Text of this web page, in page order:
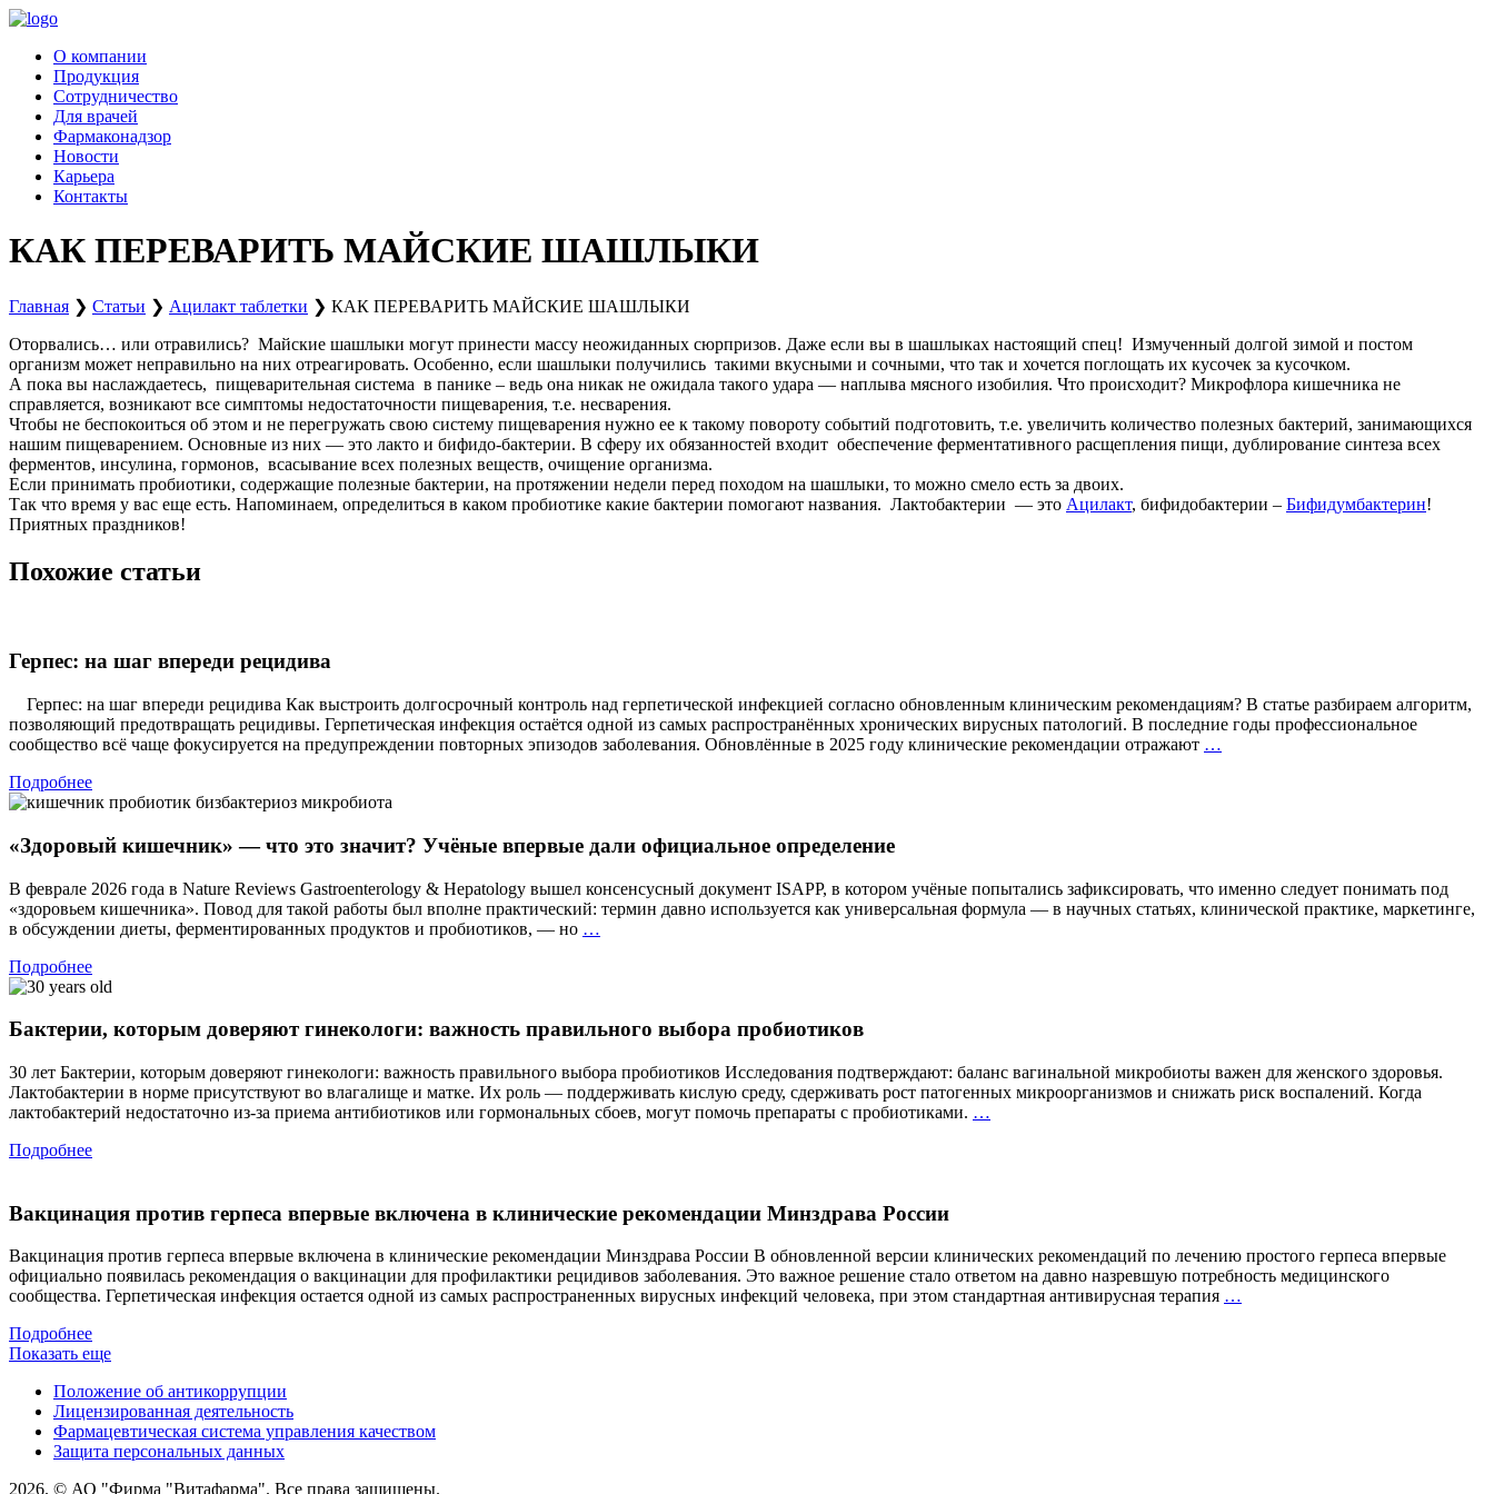
Перейти
содержимому
О компании
Продукция
Сотрудничество
Для врачей
Фармаконадзор
Новости
Карьера
Контакты
КАК ПЕРЕВАРИТЬ МАЙСКИЕ ШАШЛЫКИ
Главная ❯ Статьи ❯ Ацилакт таблетки ❯ КАК ПЕРЕВАРИТЬ МАЙСКИЕ ШАШЛЫКИ
Оторвались… или отравились? Майские шашлыки могут принести массу неожиданных сюрпризов. Даже если вы в шашлыках настоящий спец! Измученный долгой зимой и постом
организм может неправильно на них отреагировать. Особенно, если шашлыки получились такими вкусными и сочными, что так и хочется поглощать их кусочек за кусочком.
А пока вы наслаждаетесь, пищеварительная система в панике – ведь она никак не ожидала такого удара — наплыва мясного изобилия. Что происходит? Микрофлора кишечника не
справляется, возникают все симптомы недостаточности пищеварения, т.е. несварения.
Чтобы не беспокоиться об этом и не перегружать свою систему пищеварения нужно ее к такому повороту событий подготовить, т.е. увеличить количество полезных бактерий, занимающихся
нашим пищеварением. Основные из них — это лакто и бифидо-бактерии. В сферу их обязанностей входит обеспечение ферментативного расщепления пищи, дублирование синтеза всех
ферментов, инсулина, гормонов, всасывание всех полезных веществ, очищение организма.
Если принимать пробиотики, содержащие полезные бактерии, на протяжении недели перед походом на шашлыки, то можно смело есть за двоих.
Так что время у вас еще есть. Напоминаем, определиться в каком пробиотике какие бактерии помогают названия. Лактобактерии — это Ацилакт, бифидобактерии – Бифидумбактерин!
Приятных праздников!
Похожие статьи
Герпес: на шаг впереди рецидива
Герпес: на шаг впереди рецидива Как выстроить долгосрочный контроль над герпетической инфекцией согласно обновленным клиническим рекомендациям? В статье разбираем алгоритм,
позволяющий предотвращать рецидивы. Герпетическая инфекция остаётся одной из самых распространённых хронических вирусных патологий. В последние годы профессиональное
сообщество всё чаще фокусируется на предупреждении повторных эпизодов заболевания. Обновлённые в 2025 году клинические рекомендации отражают …
Подробнее
«Здоровый кишечник» — что это значит? Учёные впервые дали официальное определение
В феврале 2026 года в Nature Reviews Gastroenterology & Hepatology вышел консенсусный документ ISAPP, в котором учёные попытались зафиксировать, что именно следует понимать под
«здоровьем кишечника». Повод для такой работы был вполне практический: термин давно используется как универсальная формула — в научных статьях, клинической практике, маркетинге,
в обсуждении диеты, ферментированных продуктов и пробиотиков, — но …
значит?
впервые
дали
официальное
определение
Подробнее
Бактерии, которым доверяют гинекологи: важность правильного выбора пробиотиков
30 лет Бактерии, которым доверяют гинекологи: важность правильного выбора пробиотиков Исследования подтверждают: баланс вагинальной микробиоты важен для женского здоровья.
Лактобактерии в норме присутствуют во влагалище и матке. Их роль — поддерживать кислую среду, сдерживать рост патогенных микроорганизмов и снижать риск воспалений. Когда
лактобактерий недостаточно из-за приема антибиотиков или гормональных сбоев, могут помочь препараты с пробиотиками. …
пробиотиков
Подробнее
Вакцинация против герпеса впервые включена в клинические рекомендации Минздрава России
Вакцинация против герпеса впервые включена в клинические рекомендации Минздрава России В обновленной версии клинических рекомендаций по лечению простого герпеса впервые
официально появилась рекомендация о вакцинации для профилактики рецидивов заболевания. Это важное решение стало ответом на давно назревшую потребность медицинского
сообщества. Герпетическая инфекция остается одной из самых распространенных вирусных инфекций человека, при этом стандартная антивирусная терапия …
Подробнее
Показать еще
Положение об антикоррупции
Лицензированная деятельность
Фармацевтическая система управления качеством
Защита персональных данных
2026. © АО "Фирма "Витафарма". Все права защищены.